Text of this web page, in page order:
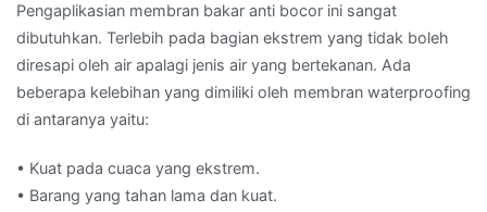
Pengaplikasian membran bakar anti bocor ini sangat
dibutuhkan. Terlebih pada bagian ekstrem yang tidak boleh
diresapi oleh air apalagi jenis air yang bertekanan. Ada
beberapa kelebihan yang dimiliki oleh membran waterproofing
di antaranya yaitu:
• Kuat pada cuaca yang ekstrem.
• Barang yang tahan lama dan kuat.